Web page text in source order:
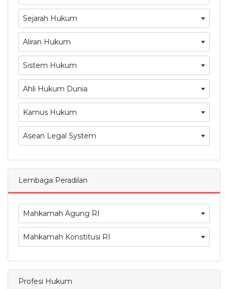
Sejarah Hukum
Aliran Hukum
Sistem Hukum
Ahli Hukum Dunia
Kamus Hukum
Asean Legal System
Lembaga Peradilan
Mahkamah Agung RI
Mahkamah Konstitusi RI
Profesi Hukum